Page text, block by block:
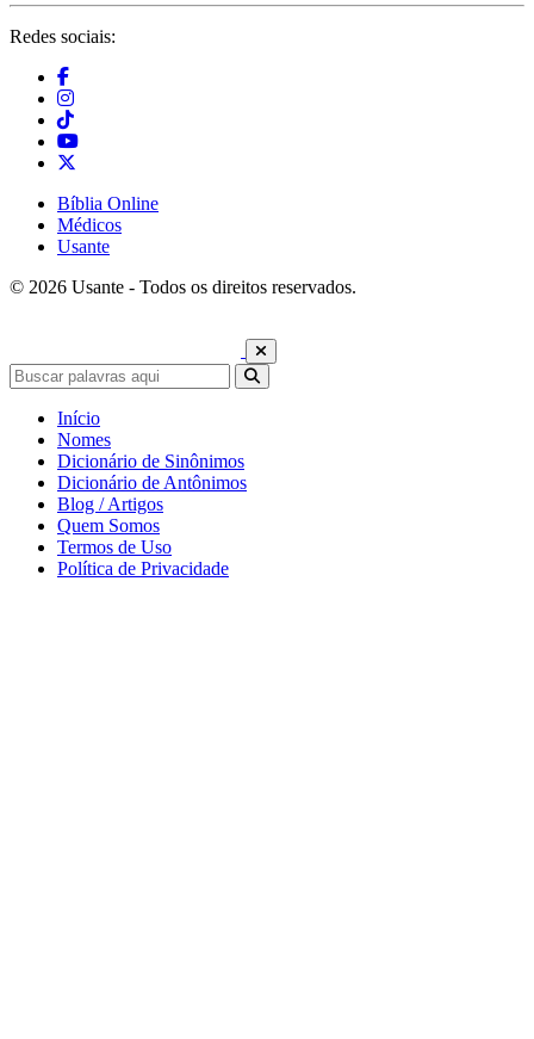
Redes sociais:
Bíblia Online
Médicos
Usante
© 2026 Usante - Todos os direitos reservados.
Início
Nomes
Dicionário de Sinônimos
Dicionário de Antônimos
Blog / Artigos
Quem Somos
Termos de Uso
Política de Privacidade